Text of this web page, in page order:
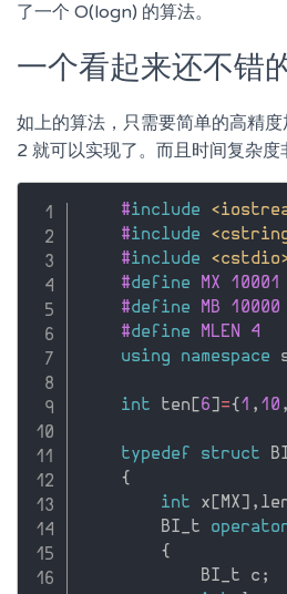
了一个 O(logn) 的算法。
一个看起来还不错
如上的算法，只需要简单的高精
2 就可以实现了。而且时间复杂度
#include
#include
#include
#define MX 10001
#define MB 10000
#define MLEN 4
using
namespace
int ten [6] ={1 , 10 ,
typedef struct
{
int x [MX] ,
        BI_t
{
            BI_t c
;